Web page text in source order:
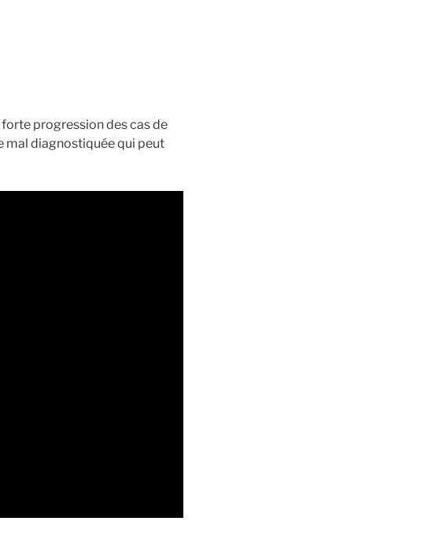
progression des cas de
mal diagnostiquée qui peut